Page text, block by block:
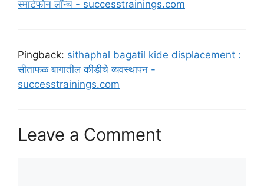
स्मार्टफोन लॉन्च - successtrainings.com
Pingback: sithaphal bagatil kide displacement :
सीताफळ बागातील कीडीचे व्यवस्थापन -
successtrainings.com
Leave a Comment